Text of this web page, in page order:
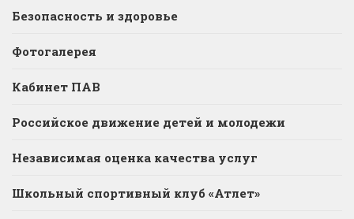
Безопасность и здоровье
Фотогалерея
Кабинет ПАВ
Российское движение детей и молодежи
Независимая оценка качества услуг
Школьный спортивный клуб «Атлет»